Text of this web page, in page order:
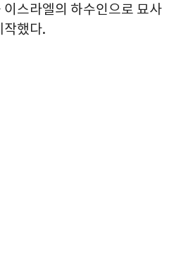
스라엘의 하수인으로 묘사
작했다.